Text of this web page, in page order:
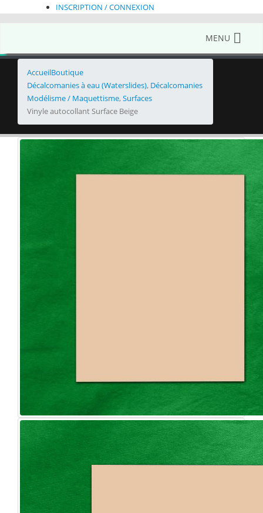
INSCRIPTION / CONNEXION
MENU
AccueilBoutique
Décalcomanies à eau (Waterslides), Décalcomanies
Modélisme / Maquettisme, Surfaces
Vinyle autocollant Surface Beige